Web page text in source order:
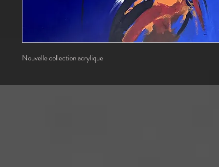
Nouvelle collection acrylique